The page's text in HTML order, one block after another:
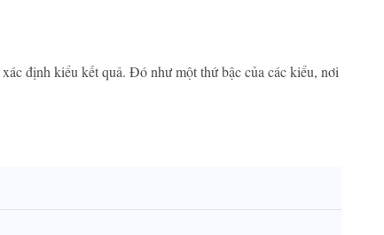
định kiểu kết quả. Đó như một thứ bậc của các kiểu, nơi